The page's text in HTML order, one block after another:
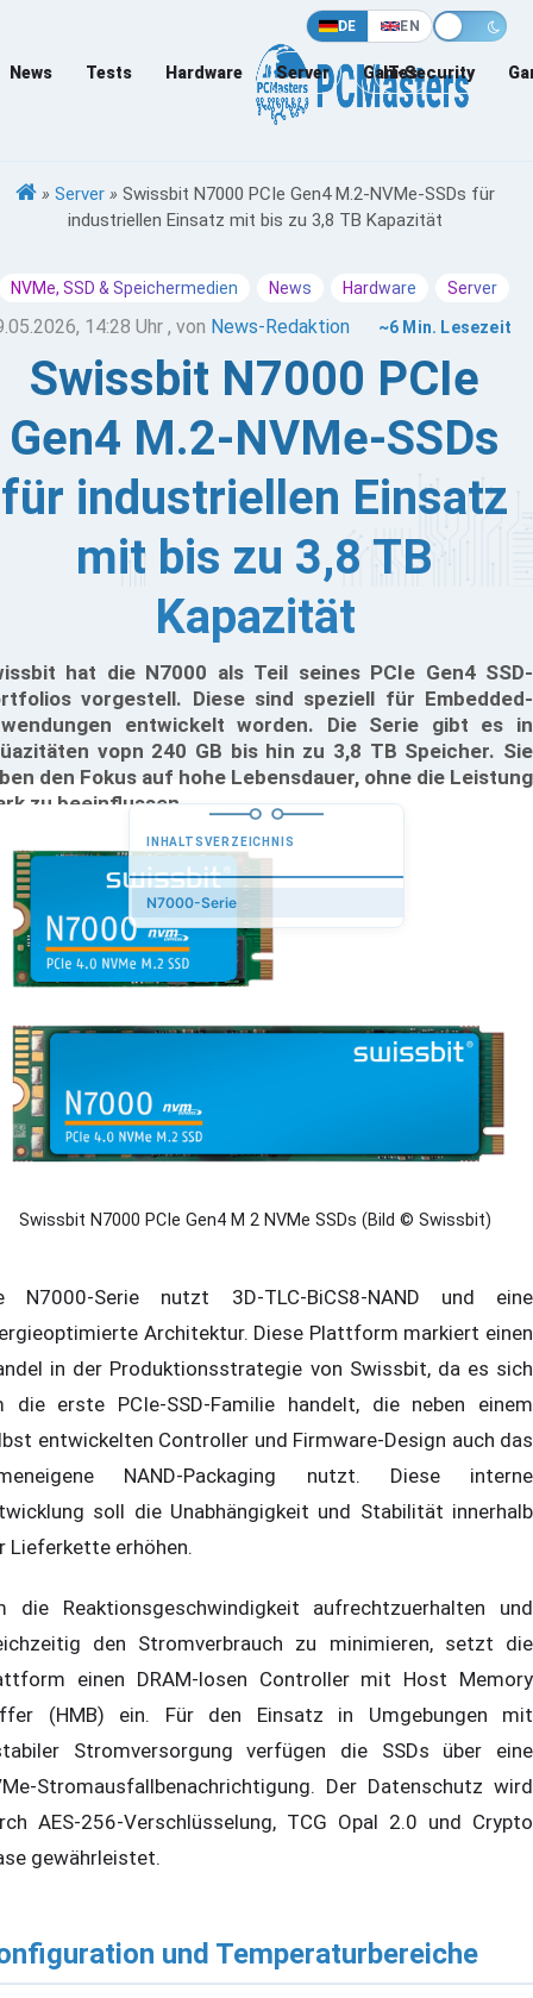
DE EN
News Tests Hardware Server Games
IT-Security
» Server » Swissbit N7000 PCIe Gen4 M.2-NVMe-SSDs für
industriellen Einsatz mit bis zu 3,8 TB Kapazität
NVMe, SSD & Speichermedien News Hardware Server
14:28 Uhr , von News-Redaktion ~6 Min. Lesezeit
Swissbit N7000 PCIe
Gen4 M.2-NVMe-SSDs
für industriellen Einsatz
mit bis zu 3,8 TB
Kapazität
hat die N7000 als Teil seines PCIe Gen4 SSD-
vorgestell. Diese sind speziell für Embedded-
entwickelt worden. Die Serie gibt es in
vopn 240 GB bis hin zu 3,8 TB Speicher. Sie
den Fokus auf hohe Lebensdauer, ohne die Leistung
zu beeinflussen.
INHALTSVERZEICHNIS
N7000-Serie
Swissbit N7000 PCIe Gen4 M 2 NVMe SSDs (Bild © Swissbit)
N7000-Serie nutzt 3D-TLC-BiCS8-NAND und eine
Architektur. Diese Plattform markiert einen
in der Produktionsstrategie von Swissbit, da es sich
die erste PCIe-SSD-Familie handelt, die neben einem
entwickelten Controller und Firmware-Design auch das
NAND-Packaging nutzt. Diese interne
soll die Unabhängigkeit und Stabilität innerhalb
Lieferkette erhöhen.
die Reaktionsgeschwindigkeit aufrechtzuerhalten und
den Stromverbrauch zu minimieren, setzt die
einen DRAM-losen Controller mit Host Memory
(HMB) ein. Für den Einsatz in Umgebungen mit
Stromversorgung verfügen die SSDs über eine
Stromausfallbenachrichtigung. Der Datenschutz wird
AES-256-Verschlüsselung, TCG Opal 2.0 und Crypto
gewährleistet.
und Temperaturbereiche